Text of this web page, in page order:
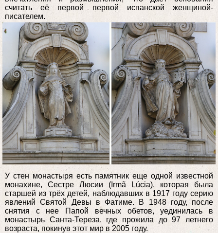
считать её первой первой испанской женщиной-
писателем.
У стен монастыря есть памятник еще одной известной
монахине, Сестре Люсии (Irmã Lúcia), которая была
старшей из трёх детей, наблюдавших в 1917 году серию
явлений Святой Девы в Фатиме. В 1948 году, после
снятия с нее Папой вечных обетов, уединилась в
монастырь Санта-Тереза, где прожила до 97 летнего
возраста, покинув этот мир в 2005 году.